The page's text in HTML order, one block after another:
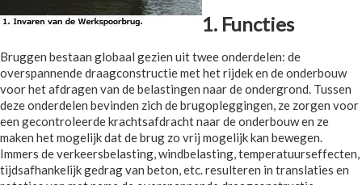
1. Functies
Bruggen bestaan globaal gezien uit twee onderdelen: de
overspannende draagconstructie met het rijdek en de onderbouw
voor het afdragen van de belastingen naar de ondergrond. Tussen
deze onderdelen bevinden zich de brugopleggingen, ze zorgen voor
een gecontroleerde krachtsafdracht naar de onderbouw en ze
maken het mogelijk dat de brug zo vrij mogelijk kan bewegen.
Immers de verkeersbelasting, windbelasting, temperatuurseffecten,
tijdsafhankelijk gedrag van beton, etc. resulteren in translaties en